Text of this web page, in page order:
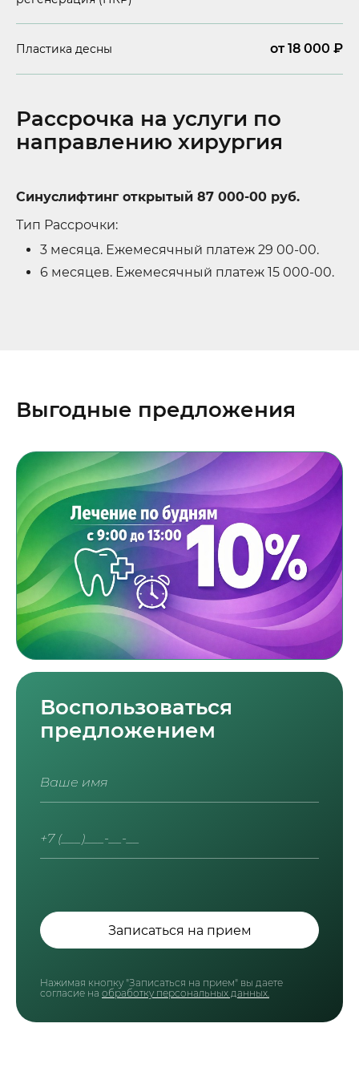
Пластика десны от 18 000 ₽
Рассрочка на услуги по
направлению хирургия
Синуслифтинг открытый 87 000-00 руб.
Тип Рассрочки:
3 месяца. Ежемесячный платеж 29 00-00.
6 месяцев. Ежемесячный платеж 15 000-00.
Выгодные предложения
Воспользоваться
предложением
Записаться на прием
Нажимая кнопку "Записаться на прием" вы даете
согласие на обработку персональных данных.